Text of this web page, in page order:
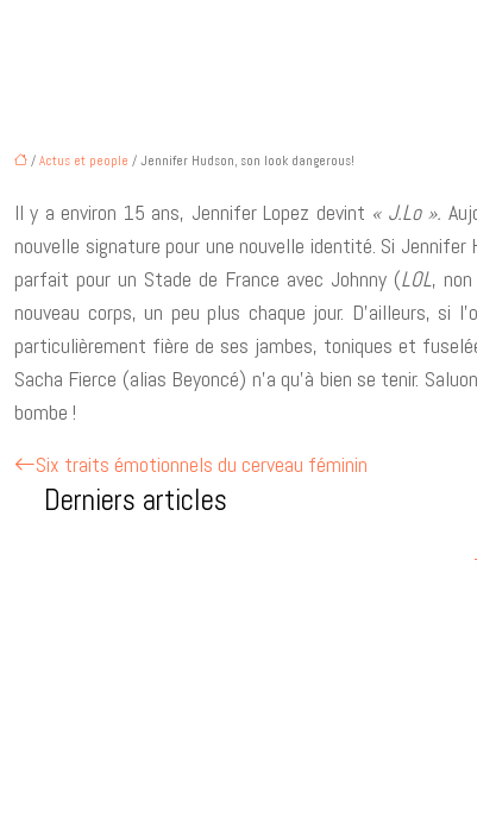
/ Actus et people / Jennifer Hudson, son look dangerous!
Il y a environ 15 ans, Jennifer Lopez devint « J.Lo ».
nouvelle signature pour une nouvelle identité. Si Jennifer
parfait pour un Stade de France avec Johnny (LOL,
nouveau corps, un peu plus chaque jour. D’ailleurs,
particulièrement fière de ses jambes, toniques et
Sacha Fierce (alias Beyoncé) n’a qu’à bien se tenir.
bombe !
Six traits émotionnels du cerveau féminin
Derniers articles